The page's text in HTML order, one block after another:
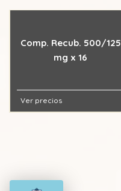
Comp. Recub. 500/125
mg x 16
Ver precios